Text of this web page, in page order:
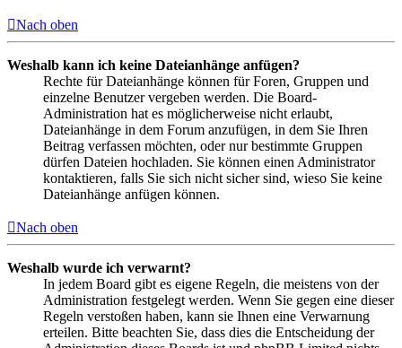
Nach oben
Weshalb kann ich keine Dateianhänge anfügen?
Rechte für Dateianhänge können für Foren, Gruppen und
einzelne Benutzer vergeben werden. Die Board-
Administration hat es möglicherweise nicht erlaubt,
Dateianhänge in dem Forum anzufügen, in dem Sie Ihren
Beitrag verfassen möchten, oder nur bestimmte Gruppen
dürfen Dateien hochladen. Sie können einen Administrator
kontaktieren, falls Sie sich nicht sicher sind, wieso Sie keine
Dateianhänge anfügen können.
Nach oben
Weshalb wurde ich verwarnt?
In jedem Board gibt es eigene Regeln, die meistens von der
Administration festgelegt werden. Wenn Sie gegen eine dieser
Regeln verstoßen haben, kann sie Ihnen eine Verwarnung
erteilen. Bitte beachten Sie, dass dies die Entscheidung der